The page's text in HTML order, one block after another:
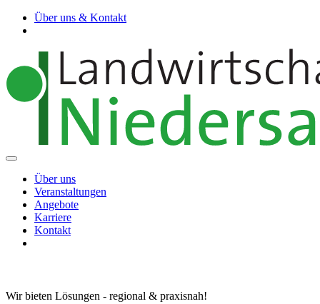
Über uns & Kontakt
Über uns
Veranstaltungen
Angebote
Karriere
Kontakt
Wir bieten Lösungen - regional & praxisnah!